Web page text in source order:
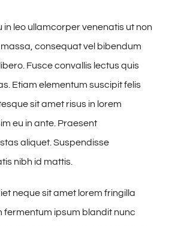
leo ullamcorper venenatis ut non
massa, consequat vel bibendum
Fusce convallis lectus quis
Etiam elementum suscipit felis
sit amet risus in lorem
eu in ante. Praesent
aliquet. Suspendisse
nibh id mattis.
neque sit amet lorem fringilla
fermentum ipsum blandit nunc